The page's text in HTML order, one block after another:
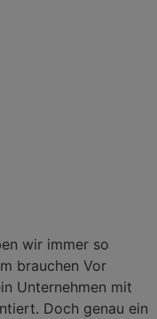
wir immer so
brauchen Vor
Unternehmen mit
Doch genau ein